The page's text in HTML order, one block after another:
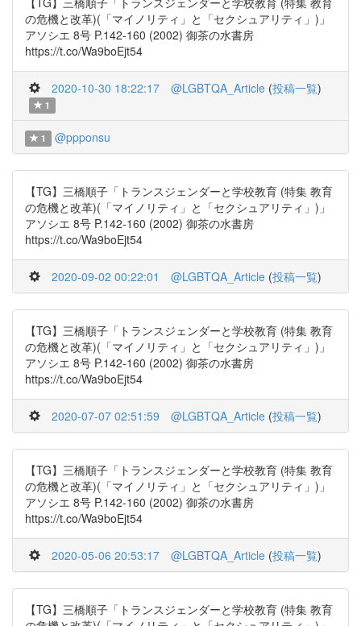
の危機と改革)(「マイノリティ」と「セクシュアリティ」)」
アソシエ 8号 P.142-160 (2002) 御茶の水書房
https://t.co/Wa9boEjt54
2020-10-30 18:22:17 @LGBTQA_Article (投稿一覧)
1
1 @ppponsu
【TG】三橋順子「トランスジェンダーと学校教育 (特集 教育
の危機と改革)(「マイノリティ」と「セクシュアリティ」)」
アソシエ 8号 P.142-160 (2002) 御茶の水書房
https://t.co/Wa9boEjt54
2020-09-02 00:22:01 @LGBTQA_Article (投稿一覧)
【TG】三橋順子「トランスジェンダーと学校教育 (特集 教育
の危機と改革)(「マイノリティ」と「セクシュアリティ」)」
アソシエ 8号 P.142-160 (2002) 御茶の水書房
https://t.co/Wa9boEjt54
2020-07-07 02:51:59 @LGBTQA_Article (投稿一覧)
【TG】三橋順子「トランスジェンダーと学校教育 (特集 教育
の危機と改革)(「マイノリティ」と「セクシュアリティ」)」
アソシエ 8号 P.142-160 (2002) 御茶の水書房
https://t.co/Wa9boEjt54
2020-05-06 20:53:17 @LGBTQA_Article (投稿一覧)
【TG】三橋順子「トランスジェンダーと学校教育 (特集 教育